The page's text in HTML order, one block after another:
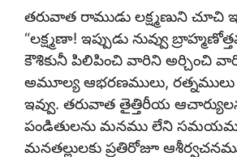
తరువాత రాముడు లక్ష్మణుని చూచి
“లక్ష్మణా! ఇప్పుడు నువ్వు
కౌశికునీ పిలిపించి వారిని అర్చించి
అమూల్య ఆభరణములు,
ఇవ్వు. తరువాత తైత్తిరీయ
పండితులను మనము లేని
మనతల్లులకు ప్రతిరోజూ